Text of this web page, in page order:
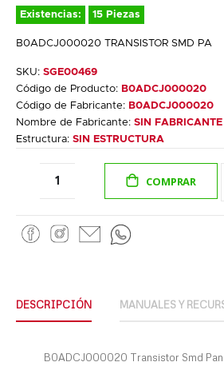
Existencias: 15 Piezas
B0ADCJ000020 TRANSISTOR SMD PA
SKU: SGE00469
Código de Producto: B0ADCJ000020
Código de Fabricante: B0ADCJ000020
Nombre de Fabricante: SIN FABRICANTE
Estructura: SIN ESTRUCTURA
COMPRAR
DESCRIPCIÓN MANUALES Y
B0ADCJ000020 Transistor Smd